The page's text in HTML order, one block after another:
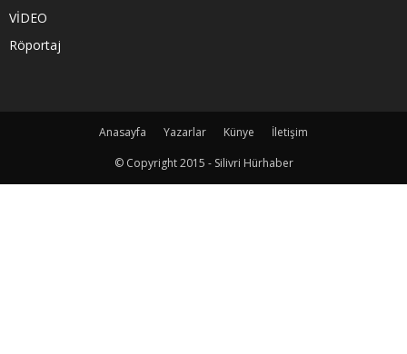
VİDEO
Röportaj
Anasayfa Yazarlar Künye
İletişim
© Copyright 2015 - Silivri Hürhaber